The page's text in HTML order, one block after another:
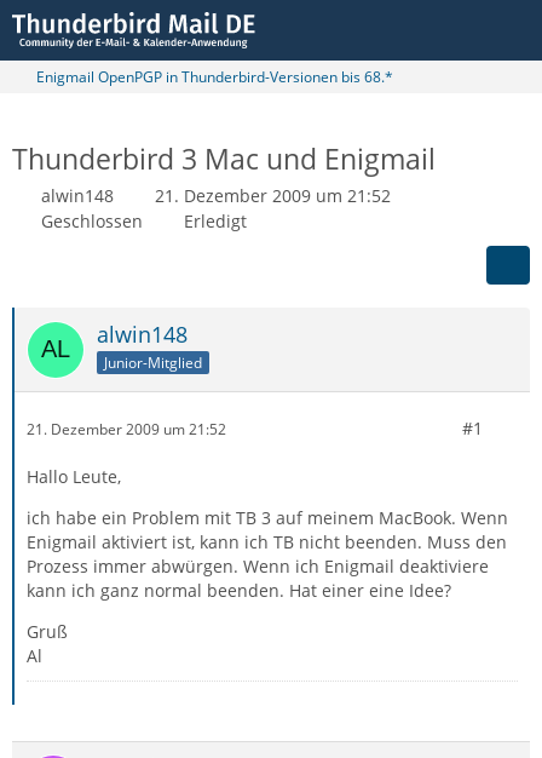
Enigmail OpenPGP in Thunderbird-Versionen bis 68.*
Thunderbird 3 Mac und Enigmail
alwin148
21. Dezember 2009 um 21:52
Geschlossen
Erledigt
alwin148
Junior-Mitglied
21. Dezember 2009 um 21:52 #1
Hallo Leute,
ich habe ein Problem mit TB 3 auf meinem MacBook. Wenn
Enigmail aktiviert ist, kann ich TB nicht beenden. Muss den
Prozess immer abwürgen. Wenn ich Enigmail deaktiviere
kann ich ganz normal beenden. Hat einer eine Idee?
Gruß
Al